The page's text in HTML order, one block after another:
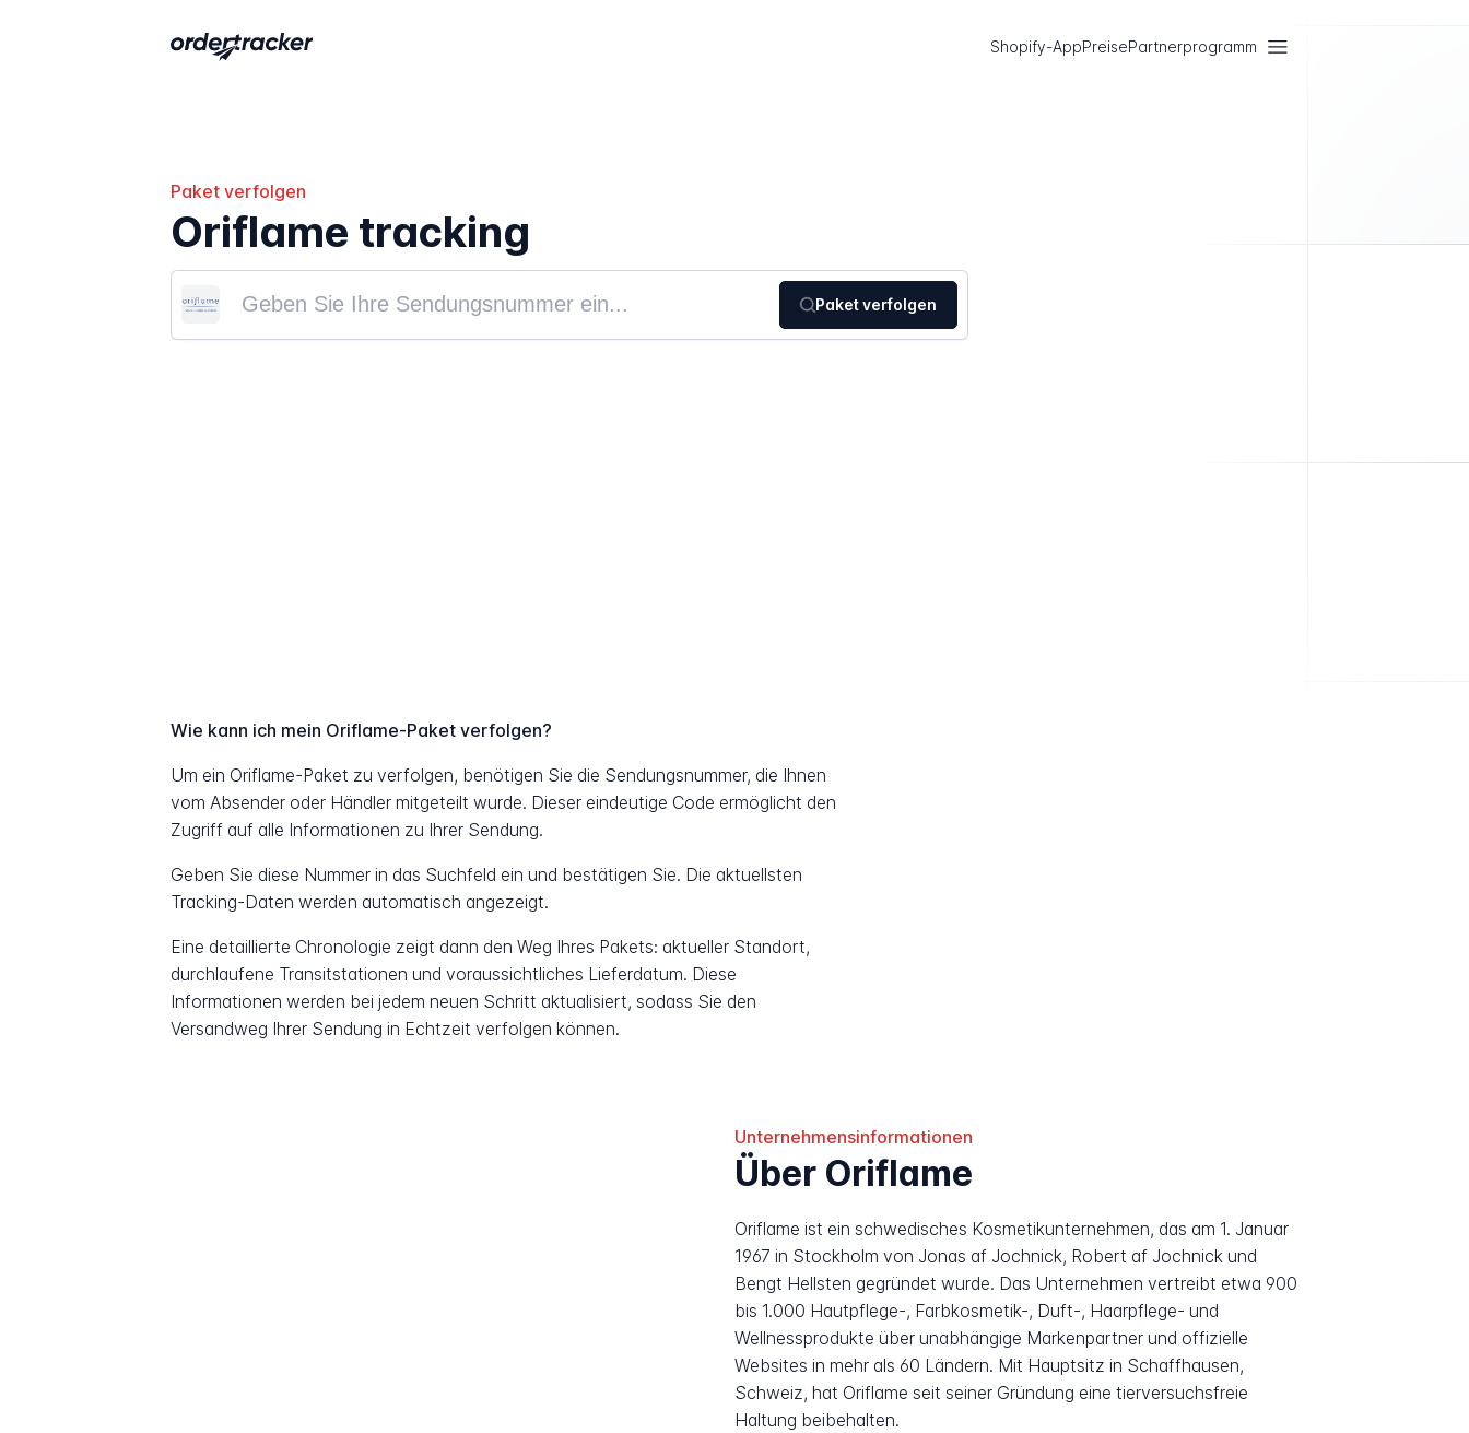
Shopify-AppPreisePartnerprogramm
Paket verfolgen
Oriflame tracking
Paket verfolgen
Wie kann ich mein Oriflame-Paket verfolgen?
Um ein Oriflame-Paket zu verfolgen, benötigen Sie die Sendungsnummer, die Ihnen
vom Absender oder Händler mitgeteilt wurde. Dieser eindeutige Code ermöglicht den
Zugriff auf alle Informationen zu Ihrer Sendung.
Geben Sie diese Nummer in das Suchfeld ein und bestätigen Sie. Die aktuellsten
Tracking-Daten werden automatisch angezeigt.
Eine detaillierte Chronologie zeigt dann den Weg Ihres Pakets: aktueller Standort,
durchlaufene Transitstationen und voraussichtliches Lieferdatum. Diese
Informationen werden bei jedem neuen Schritt aktualisiert, sodass Sie den
Versandweg Ihrer Sendung in Echtzeit verfolgen können.
Unternehmensinformationen
Über Oriflame
Oriflame ist ein schwedisches Kosmetikunternehmen, das am 1. Januar
1967 in Stockholm von Jonas af Jochnick, Robert af Jochnick und
Bengt Hellsten gegründet wurde. Das Unternehmen vertreibt etwa 900
bis 1.000 Hautpflege-, Farbkosmetik-, Duft-, Haarpflege- und
Wellnessprodukte über unabhängige Markenpartner und offizielle
Websites in mehr als 60 Ländern. Mit Hauptsitz in Schaffhausen,
Schweiz, hat Oriflame seit seiner Gründung eine tierversuchsfreie
Haltung beibehalten.